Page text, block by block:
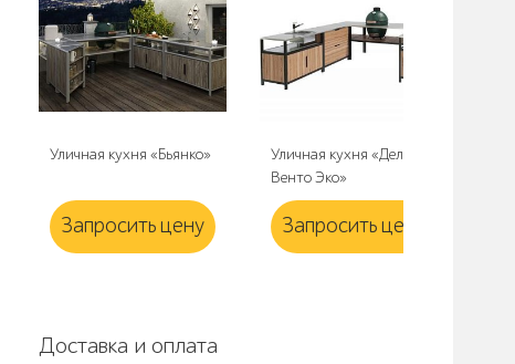
Уличная кухня «Бьянко»
Запросить цену
Уличная кухня «Дель
Венто Эко»
Запросить цену
Доставка и оплата